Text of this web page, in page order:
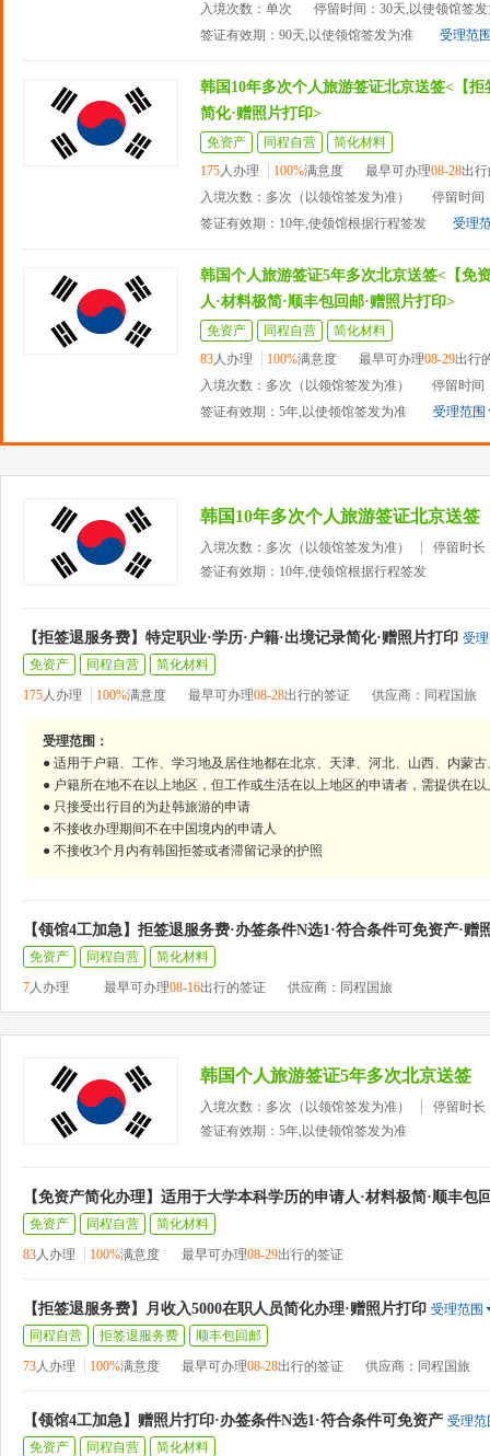
入境次数：单次
停留时间：30天,以使领馆签
签证有效期：90天,以使领馆签发为准
受理范
韩国10年多次个人旅游签证北京送签<【
简化·赠照片打印>
免资产 同程自营
简化材料
175人办理 100%满意度 最早可办理08-28出
入境次数：多次（以领馆签发为准）
停留时间
签证有效期：10年,使领馆根据行程签发
受理
韩国个人旅游签证5年多次北京送签<【免
人·材料极简·顺丰包回邮·赠照片打印>
免资产 同程自营
简化材料
83人办理 100%满意度 最早可办理08-29出行
入境次数：多次（以领馆签发为准）
停留时间
签证有效期：5年,以使领馆签发为准
受理范围
韩国10年多次个人旅游签证北京送签
入境次数：多次（以领馆签发为准）
停留时长
签证有效期：10年,使领馆根据行程签发
【拒签退服务费】特定职业·学历·户籍·出境记录简化·赠照片打印 受
免资产
同程自营
简化材料
175人办理 100%满意度 最早可办理08-28出行的签证 供应商：同程国旅
受理范围：
● 适用于户籍、工作、学习地及居住地都在北京、天津、河北、山西、内蒙
● 户籍所在地不在以上地区，但工作或生活在以上地区的申请者，需提供在
● 只接受出行目的为赴韩旅游的申请
● 不接收办理期间不在中国境内的申请人
● 不接收3个月内有韩国拒签或者滞留记录的护照
【领馆4工加急】拒签退服务费·办签条件N选1·符合条件可免资产·赠
免资产 同程自营
简化材料
7人办理 最早可办理08-16出行的签证 供应商：同程国旅
韩国个人旅游签证5年多次北京送签
入境次数：多次（以领馆签发为准）
停留时长
签证有效期：5年,以使领馆签发为准
【免资产简化办理】适用于大学本科学历的申请人·材料极简·顺丰包
免资产 同程自营
简化材料
83人办理 100%满意度 最早可办理08-29出行的签证
【拒签退服务费】月收入5000在职人员简化办理·赠照片打印 受理范围
同程自营
拒签退服务费
顺丰包回邮
73人办理 100%满意度 最早可办理08-28出行的签证 供应商：同程国旅
【领馆4工加急】赠照片打印·办签条件N选1·符合条件可免资产 受理范
免资产
同程自营
简化材料